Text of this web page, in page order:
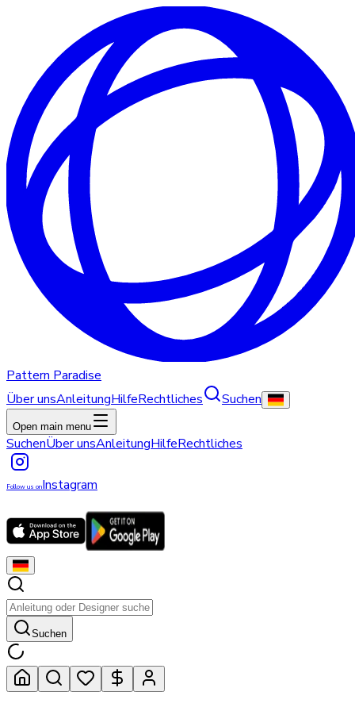
Pattern Paradise
Über unsAnleitungHilfeRechtliches Suchen
Open main menu
SuchenÜber unsAnleitungHilfeRechtliches
Follow us onInstagram
Suchen